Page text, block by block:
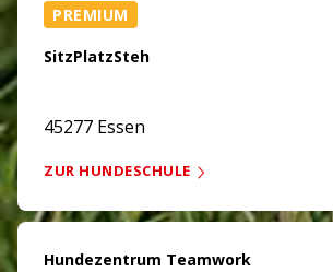
PREMIUM
SitzPlatzSteh
45277 Essen
ZUR HUNDESCHULE
Hundezentrum Teamwork